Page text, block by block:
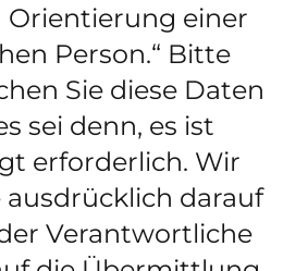
Orientierung einer
Person.“ Bitte
Sie diese Daten
sei denn, es ist
erforderlich. Wir
ausdrücklich darauf
Verantwortliche